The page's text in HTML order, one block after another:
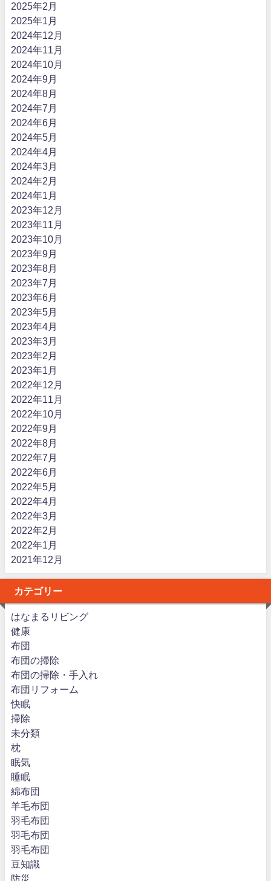
2025年2月
2025年1月
2024年12月
2024年11月
2024年10月
2024年9月
2024年8月
2024年7月
2024年6月
2024年5月
2024年4月
2024年3月
2024年2月
2024年1月
2023年12月
2023年11月
2023年10月
2023年9月
2023年8月
2023年7月
2023年6月
2023年5月
2023年4月
2023年3月
2023年2月
2023年1月
2022年12月
2022年11月
2022年10月
2022年9月
2022年8月
2022年7月
2022年6月
2022年5月
2022年4月
2022年3月
2022年2月
2022年1月
2021年12月
カテゴリー
はなまるリビング
健康
布団
布団の掃除
布団の掃除・手入れ
布団リフォーム
快眠
掃除
未分類
枕
眠気
睡眠
綿布団
羊毛布団
羽毛布団
羽毛布団
羽毛布団
豆知識
防災